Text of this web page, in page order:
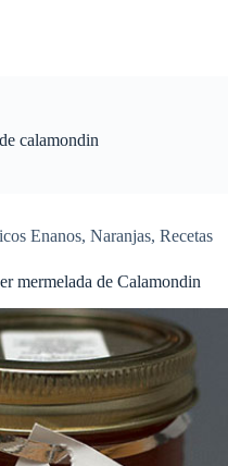
calamondin
Enanos, Naranjas, Recetas
mermelada de Calamondin